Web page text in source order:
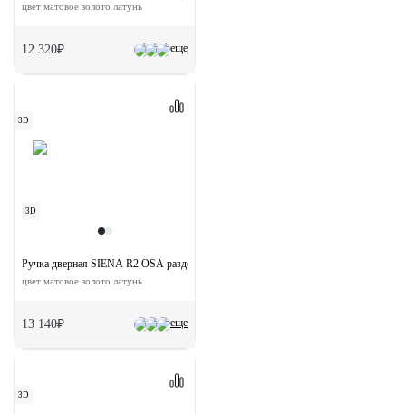
еще
цвет матовое золото латунь
12 320₽
3D
3D
еще
Ручка дверная SIENA R2 OSA раздельная на круглой розетке
цвет матовое золото латунь
13 140₽
3D